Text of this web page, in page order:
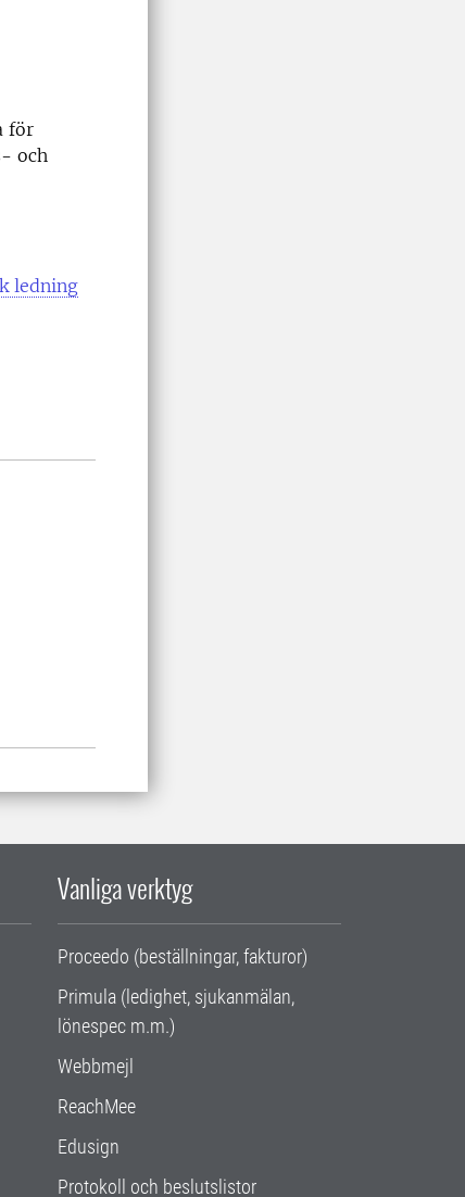
för
och
ledning
Vanliga verktyg
Proceedo (beställningar, fakturor)
Primula (ledighet, sjukanmälan,
lönespec m.m.)
Webbmejl
ReachMee
Edusign
Protokoll och beslutslistor